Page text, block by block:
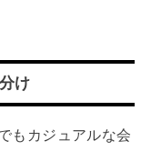
け
もカジュアルな会